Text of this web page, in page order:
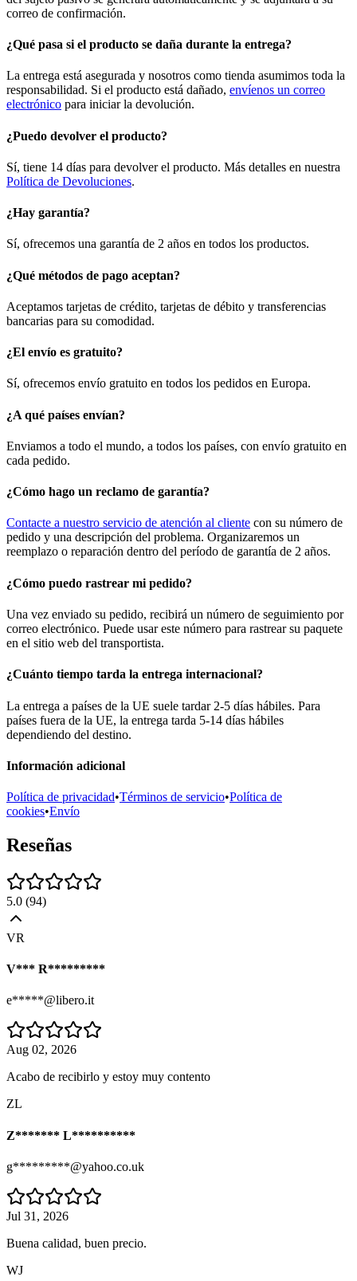
correo de confirmación.
¿Qué pasa si el producto se daña durante la entrega?
La entrega está asegurada y nosotros como tienda asumimos toda la
responsabilidad. Si el producto está dañado, envíenos un correo
electrónico para iniciar la devolución.
¿Puedo devolver el producto?
Sí, tiene 14 días para devolver el producto. Más detalles en nuestra
Política de Devoluciones.
¿Hay garantía?
Sí, ofrecemos una garantía de 2 años en todos los productos.
¿Qué métodos de pago aceptan?
Aceptamos tarjetas de crédito, tarjetas de débito y transferencias
bancarias para su comodidad.
¿El envío es gratuito?
Sí, ofrecemos envío gratuito en todos los pedidos en Europa.
¿A qué países envían?
Enviamos a todo el mundo, a todos los países, con envío gratuito en
cada pedido.
¿Cómo hago un reclamo de garantía?
Contacte a nuestro servicio de atención al cliente con su número de
pedido y una descripción del problema. Organizaremos un
reemplazo o reparación dentro del período de garantía de 2 años.
¿Cómo puedo rastrear mi pedido?
Una vez enviado su pedido, recibirá un número de seguimiento por
correo electrónico. Puede usar este número para rastrear su paquete
en el sitio web del transportista.
¿Cuánto tiempo tarda la entrega internacional?
La entrega a países de la UE suele tardar 2-5 días hábiles. Para
países fuera de la UE, la entrega tarda 5-14 días hábiles
dependiendo del destino.
Información adicional
Política de privacidad•Términos de servicio•Política de
cookies•Envío
Reseñas
5.0 (94)
VR
V*** R*********
e*****@libero.it
Aug 02, 2026
Acabo de recibirlo y estoy muy contento
ZL
Z******* L**********
g*********@yahoo.co.uk
Jul 31, 2026
Buena calidad, buen precio.
WJ